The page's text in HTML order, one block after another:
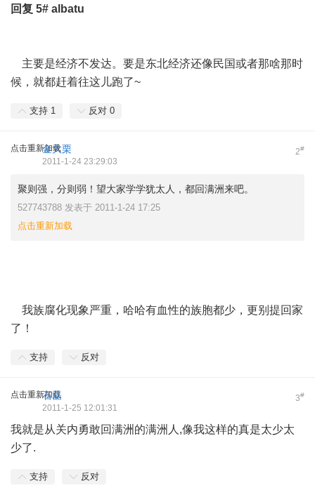
回复 5# albatu
主要是经济不发达。要是东北经济还像民国或者那啥那时
候，就都赶着往这儿跑了~
支持 1 反对 0
点击重新加载 2#
金大栗
2011-1-24 23:29:03
聚则强，分则弱！望大家学学犹太人，都回满洲来吧。
527743788 发表于 2011-1-24 17:25
点击重新加载
我族腐化现象严重，哈哈有血性的族胞都少，更别提回家
了！
支持 反对
点击重新加载 3#
石磊
2011-1-25 12:01:31
我就是从关内勇敢回满洲的满洲人,像我这样的真是太少太
少了.
支持 反对